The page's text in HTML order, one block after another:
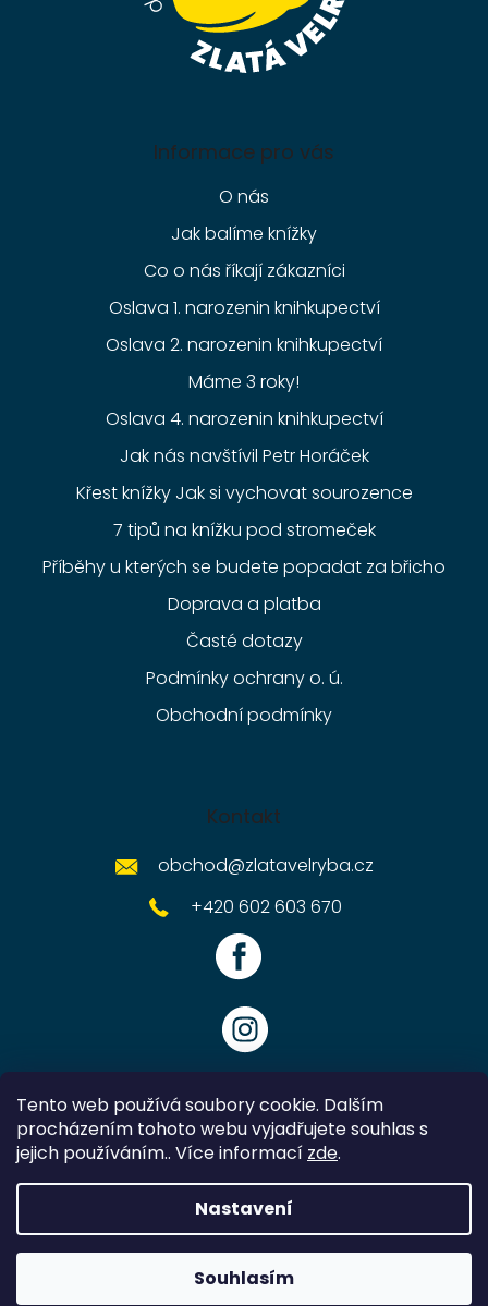
Tento web používá soubory cookie. Dalším
procházením tohoto webu vyjadřujete souhlas s
jejich používáním.. Více informací zde.
Nastavení
Souhlasím
Informace pro vás
O nás
Jak balíme knížky
Co o nás říkají zákazníci
Oslava 1. narozenin knihkupectví
Oslava 2. narozenin knihkupectví
Máme 3 roky!
Oslava 4. narozenin knihkupectví
Jak nás navštívil Petr Horáček
Křest knížky Jak si vychovat sourozence
7 tipů na knížku pod stromeček
Příběhy u kterých se budete popadat za břicho
Doprava a platba
Časté dotazy
Podmínky ochrany o. ú.
Obchodní podmínky
Kontakt
obchod@zlatavelryba.cz
+420 602 603 670
Vytvořil Shoptet
Zlatavelryba.cz. Všechna práva vyhrazena.